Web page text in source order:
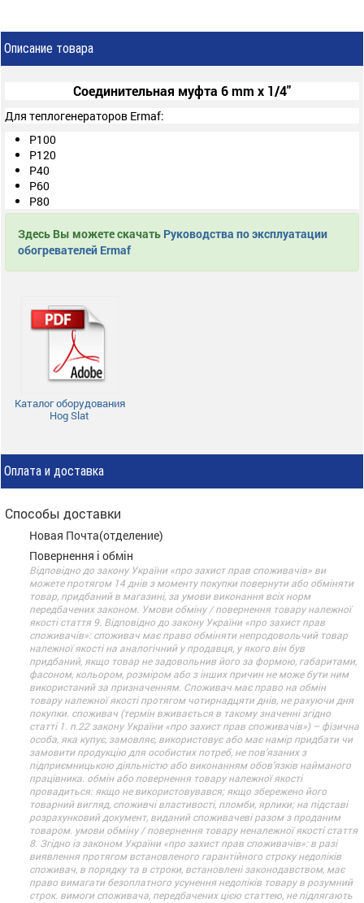
Описание товара
Соединительная муфта 6 mm x 1/4"
Для теплогенераторов Ermaf:
P100
P120
P40
P60
P80
Здесь Вы можете скачать Руководства по эксплуатации
обогревателей Ermaf
Каталог оборудования
Hog Slat
Оплата и доставка
Способы доставки
Новая Почта(отделение)
Повернення і обмін
Відповідно до закону України «про захист прав споживачів» ви
можете протягом 14 днів з моменту покупки повернути або обміняти
товар, придбаний в магазині, за умови виконання всіх норм
передбачених законом. Умови обміну / повернення товару належної
якості стаття 9. Відповідно до закону України «про захист прав
споживачів»: споживач має право обміняти непродовольчий товар
належної якості на аналогічний у продавця, у якого він був
придбаний, якщо товар не задовольнив його за формою, габаритами,
фасоном, кольором, розміром або з інших причин не може бути ним
використаний за призначенням. Споживач має право на обмін
товару належної якості протягом чотирнадцяти днів, не рахуючи дня
покупки. споживач (термін вживається в такому значенні згідно
статті 1. п.22 закону України «про захист прав споживачів») – фізична
особа, яка купує, замовляє, використовує або має намір придбати чи
замовити продукцію для особистих потреб, не пов’язаних з
підприємницькою діяльністю або виконанням обов’язків найманого
працівника. обмін або повернення товару належної якості
провадиться: якщо не використовувався; якщо збережено його
товарний вигляд, споживчі властивості, пломби, ярлики; на підставі
розрахунковий документ, виданий споживачеві разом з проданим
товаром. умови обміну / повернення товару неналежної якості стаття
8. Згідно із законом України «про захист прав споживачів»: в разі
виявлення протягом встановленого гарантійного строку недоліків
споживач, в порядку та в строки, встановлені законодавством, має
право вимагати безоплатного усунення недоліків товару в розумний
строк. вимоги споживача, передбачених цією статтею, не підлягають